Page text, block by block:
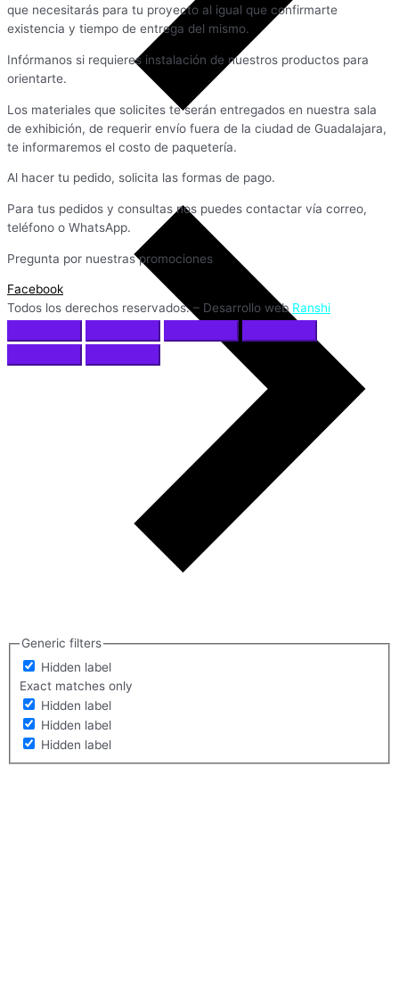
Generic filters
Hidden label
Exact matches only
Hidden label
Hidden label
Hidden label
que necesitarás para tu proyecto al igual que confirmarte
existencia y tiempo de entrega del mismo.
Infórmanos si requieres instalación de nuestros productos para
orientarte.
Los materiales que solicites te serán entregados en nuestra sala
de exhibición, de requerir envío fuera de la ciudad de Guadalajara,
te informaremos el costo de paquetería.
Al hacer tu pedido, solicita las formas de pago.
Para tus pedidos y consultas nos puedes contactar vía correo,
teléfono o WhatsApp.
Pregunta por nuestras promociones
Facebook
Todos los derechos reservados. – Desarrollo web Ranshi